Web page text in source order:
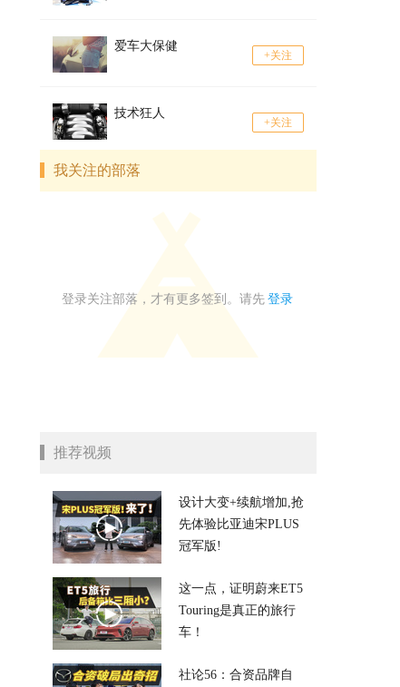
爱车大保健
+关注
技术狂人
+关注
我关注的部落
登录关注部落，才有更多签到。请先 登录
推荐视频
设计大变+续航增加,抢
先体验比亚迪宋PLUS
冠军版!
这一点，证明蔚来ET5
Touring是真正的旅行
车！
社论56：合资品牌自